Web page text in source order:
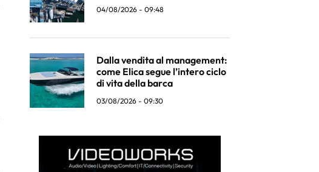
04/08/2026 - 09:48
Dalla vendita al management:
come Elica segue l’intero ciclo
di vita della barca
03/08/2026 - 09:30